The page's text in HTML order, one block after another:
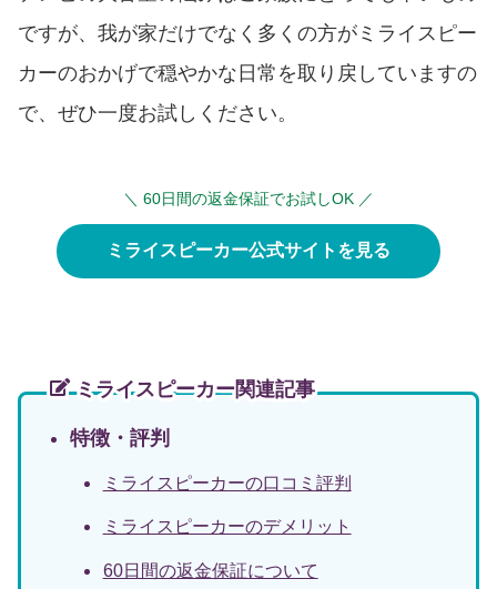
ですが、我が家だけでなく多くの方がミライスピー
カーのおかげで穏やかな日常を取り戻していますの
で、ぜひ一度お試しください。
＼ 60日間の返金保証でお試しOK ／
ミライスピーカー公式サイトを見る
ミライスピーカー関連記事
特徴・評判
ミライスピーカーの口コミ評判
ミライスピーカーのデメリット
60日間の返金保証について